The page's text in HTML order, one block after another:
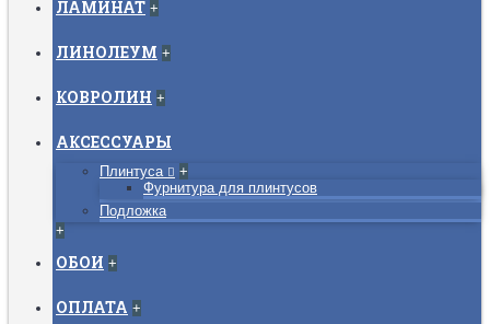
ЛАМИНАТ +
ЛИНОЛЕУМ +
КОВРОЛИН +
АКСЕССУАРЫ
Плинтуса
+
Фурнитура для плинтусов
Подложка
+
ОБОИ +
ОПЛАТА +